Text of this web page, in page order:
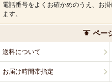
電話番号をよくお確かめのうえ、お
ます。
ペー
送料について
お届け時間帯指定